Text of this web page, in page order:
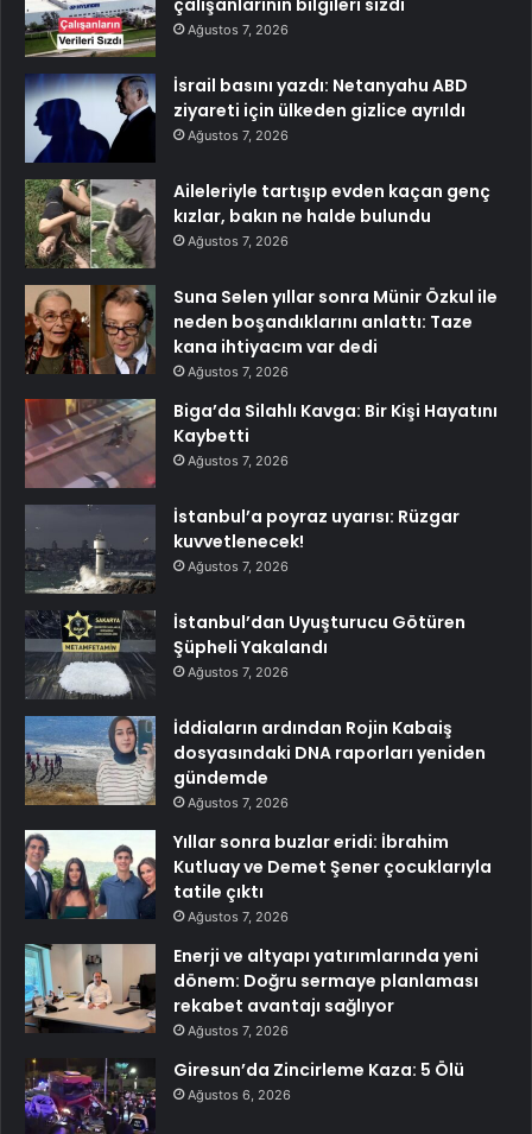
çalışanlarının bilgileri sızdı
Ağustos 7, 2026
İsrail basını yazdı: Netanyahu ABD
ziyareti için ülkeden gizlice ayrıldı
Ağustos 7, 2026
Aileleriyle tartışıp evden kaçan genç
kızlar, bakın ne halde bulundu
Ağustos 7, 2026
Suna Selen yıllar sonra Münir Özkul ile
neden boşandıklarını anlattı: Taze
kana ihtiyacım var dedi
Ağustos 7, 2026
Biga’da Silahlı Kavga: Bir Kişi Hayatını
Kaybetti
Ağustos 7, 2026
İstanbul’a poyraz uyarısı: Rüzgar
kuvvetlenecek!
Ağustos 7, 2026
İstanbul’dan Uyuşturucu Götüren
Şüpheli Yakalandı
Ağustos 7, 2026
İddiaların ardından Rojin Kabaiş
dosyasındaki DNA raporları yeniden
gündemde
Ağustos 7, 2026
Yıllar sonra buzlar eridi: İbrahim
Kutluay ve Demet Şener çocuklarıyla
tatile çıktı
Ağustos 7, 2026
Enerji ve altyapı yatırımlarında yeni
dönem: Doğru sermaye planlaması
rekabet avantajı sağlıyor
Ağustos 7, 2026
Giresun’da Zincirleme Kaza: 5 Ölü
Ağustos 6, 2026